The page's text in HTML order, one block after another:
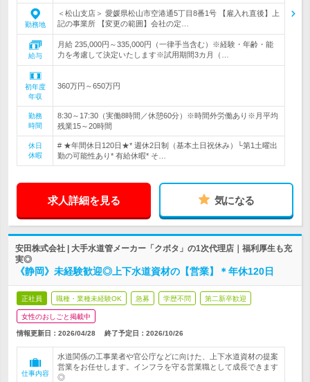
勤務地
＜松山支店＞ 愛媛県松山市空港通5丁目8番1号 【雇入れ直後】上
記の事業所 【変更の範囲】会社の定…
給与
月給 235,000円～335,000円（一律手当含む）※経験・年齢・能
力を考慮して決定いたします※試用期間3カ月（…
初年度
年収
360万円～650万円
勤務
時間
8:30～17:30（実働8時間／休憩60分）※時間外労働あり※月平均
残業15～20時間
休日
休暇
# ★年間休日120日★* 週休2日制（基本土日祝休み）└第1土曜出
勤の可能性あり* 有給休暇* そ…
求人詳細を見る 気になる
安田株式会社 | 大手水道管メーカー「クボタ」の1次代理店｜福利厚生も充
実◎
《静岡》未経験歓迎◎上下水道資材の【営業】＊年休120日
正社員 職種・業種未経験OK 急募 学歴不問 第二新卒歓迎
女性のおしごと掲載中
情報更新日：2026/04/28 終了予定日： 2026/10/26
仕事内容
水道関係の工事業者や官公庁などに向けた、上下水道資材の提案
営業をお任せします。インフラを守る営業職として成長できます
◎